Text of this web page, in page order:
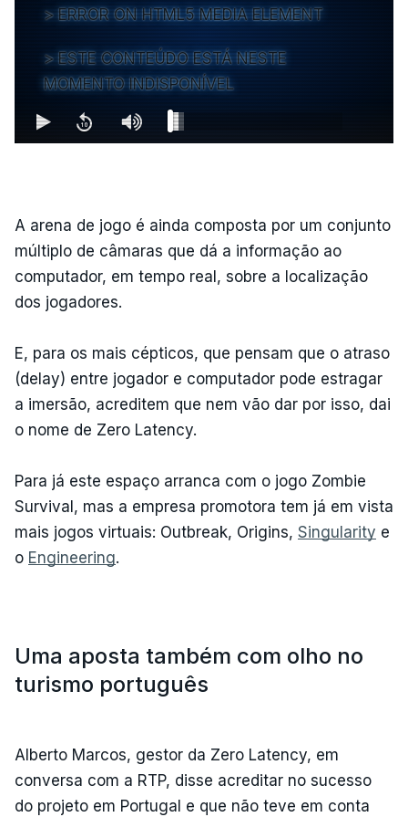
ERROR ON HTML5 MEDIA ELEMENT
ESTE CONTEÚDO ESTÁ NESTE
MOMENTO INDISPONÍVEL
A arena de jogo é ainda composta por um conjunto
múltiplo de câmaras que dá a informação ao
computador, em tempo real, sobre a localização
dos jogadores.
E, para os mais cépticos, que pensam que o atraso
(delay) entre jogador e computador pode estragar
a imersão, acreditem que nem vão dar por isso, dai
o nome de Zero Latency.
Para já este espaço arranca com o jogo Zombie
Survival, mas a empresa promotora tem já em vista
mais jogos virtuais: Outbreak, Origins, Singularity e
o Engineering.
Uma aposta também com olho no
turismo português
Alberto Marcos, gestor da Zero Latency, em
conversa com a RTP, disse acreditar no sucesso
do projeto em Portugal e que não teve em conta